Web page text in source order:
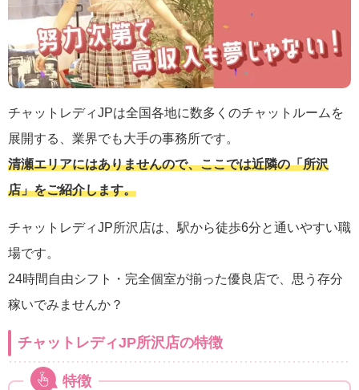
チャットレディJPは全国各地に数多くのチャットルームを
展開する、業界でも大手の事務所です。
清瀬エリアにはありませんので、ここでは近隣の「所沢
店」をご紹介します。
チャットレディJP所沢店は、駅から徒歩6分と通いやすい職
場です。
24時間自由シフト・完全個室が揃った優良店で、思う存分
稼いでみませんか？
チャットレディJP所沢店の特徴
特徴